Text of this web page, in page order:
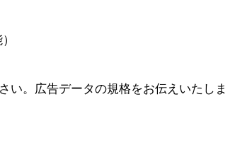
。広告データの規格をお伝えいたしま